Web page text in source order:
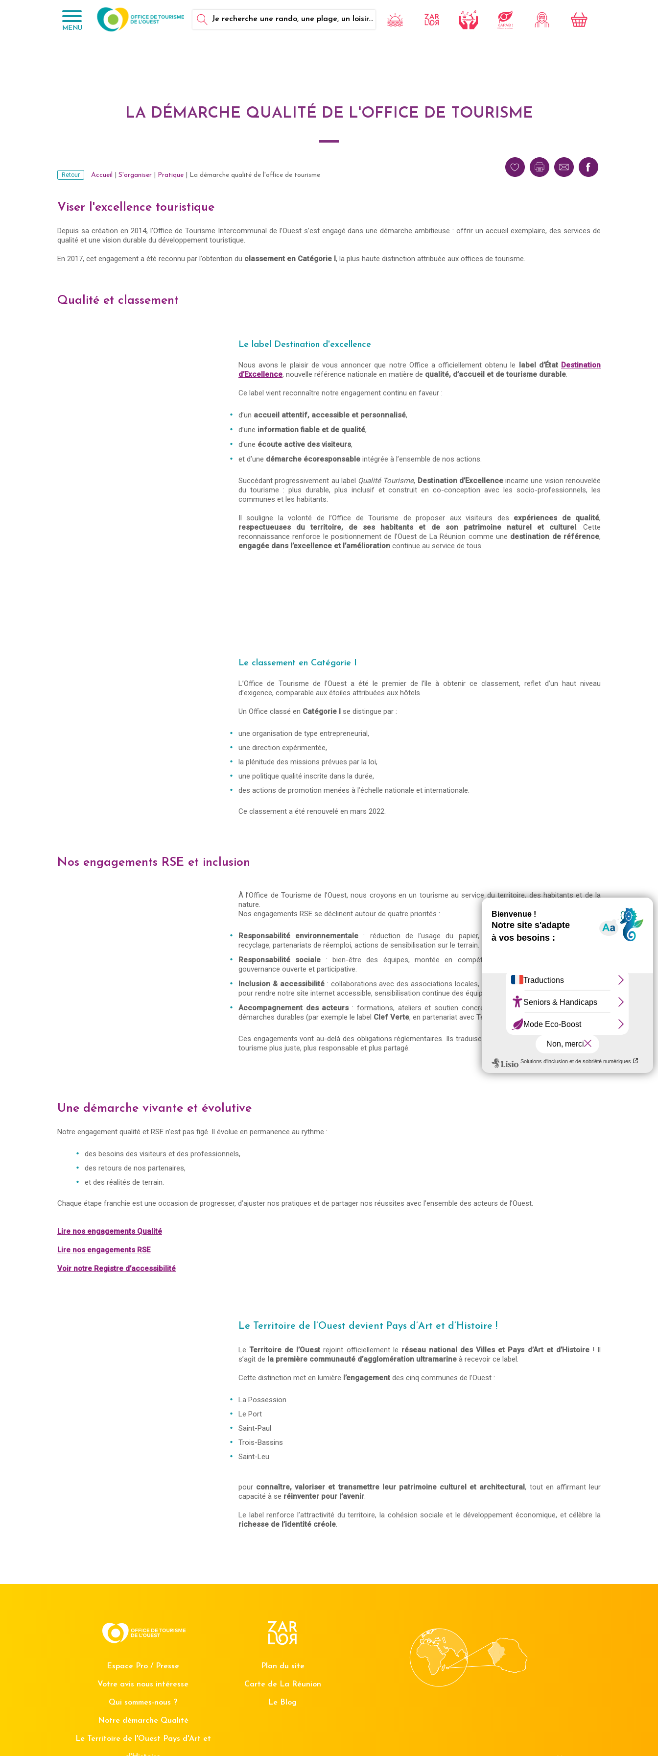
MENU
Je recherche une rando, une plage, un loisir...
LA DÉMARCHE QUALITÉ DE L'OFFICE DE TOURISME
Retour Accueil S'organiser Pratique La démarche qualité de l'office de tourisme
Viser l'excellence touristique
Depuis sa création en 2014, l’Office de Tourisme Intercommunal de l’Ouest s’est engagé dans une démarche ambitieuse : offrir un accueil exemplaire, des services de
qualité et une vision durable du développement touristique.
En 2017, cet engagement a été reconnu par l’obtention du classement en Catégorie I, la plus haute distinction attribuée aux offices de tourisme.
Qualité et classement
Le label Destination d'excellence
Nous avons le plaisir de vous annoncer que notre Office a officiellement obtenu le label d’État Destination
d’Excellence, nouvelle référence nationale en matière de qualité, d’accueil et de tourisme durable.
Ce label vient reconnaître notre engagement continu en faveur :
d’un accueil attentif, accessible et personnalisé,
d’une information fiable et de qualité,
d’une écoute active des visiteurs,
et d’une démarche écoresponsable intégrée à l’ensemble de nos actions.
Succédant progressivement au label Qualité Tourisme, Destination d’Excellenceincarne une vision renouvelée
du tourisme : plus durable, plus inclusif et construit en co-conception avec les socio-professionnels, les
communes et les habitants.
Il souligne la volonté de l’Office de Tourisme de proposer aux visiteurs des expériences de qualité,
respectueuses du territoire, de ses habitants et de son patrimoine naturel et culturel. Cette
reconnaissance renforce le positionnement de l’Ouest de La Réunion comme une destination de référence,
engagée dans l’excellence et l’amélioration continue au service de tous.
Le classement en Catégorie I
L’Office de Tourisme de l’Ouest a été le premier de l’île à obtenir ce classement, reflet d’un haut niveau
d’exigence, comparable aux étoiles attribuées aux hôtels.
Un Office classé en Catégorie I se distingue par :
une organisation de type entrepreneurial,
une direction expérimentée,
la plénitude des missions prévues par la loi,
une politique qualité inscrite dans la durée,
des actions de promotion menées à l’échelle nationale et internationale.
Ce classement a été renouvelé en mars 2022.
Nos engagements RSE et inclusion
À l’Office de Tourisme de l’Ouest, nous croyons en un tourisme au service du territoire, des habitants et de la
nature.
Nos engagements RSE se déclinent autour de quatre priorités :
Responsabilité environnementale : réduction de l’usage du papier, sobriété numérique, tri et
recyclage, partenariats de réemploi, actions de sensibilisation sur le terrain.
Responsabilité sociale : bien-être des équipes, montée en compétences, avantages sociaux,
gouvernance ouverte et participative.
Inclusion & accessibilité: collaborations avec des associations locales, mise en place de l’outil Lisio
pour rendre notre site internet accessible, sensibilisation continue des équipes.
Accompagnement des acteurs : formations, ateliers et soutien concret aux prestataires pour les
démarches durables (par exemple le label Clef Verte, en partenariat avec Teragir).
Ces engagements vont au-delà des obligations réglementaires. Ils traduisent une volonté sincère d’agir pour un
tourisme plus juste, plus responsable et plus partagé.
Une démarche vivante et évolutive
Notre engagement qualité et RSE n’est pas figé. Il évolue en permanence au rythme :
des besoins des visiteurs et des professionnels,
des retours de nos partenaires,
et des réalités de terrain.
Chaque étape franchie est une occasion de progresser, d’ajuster nos pratiques et de partager nos réussites avec l’ensemble des acteurs de l’Ouest.
Lire nos engagements Qualité
Lire nos engagements RSE
Voir notre Registre d’accessibilité
Le Territoire de l’Ouest devient Pays d’Art et d’Histoire !
LeTerritoire de l’Ouest rejoint officiellement le réseau national des Villes et Pays d’Art et d’Histoire! Il
s’agit de la première communauté d’agglomération ultramarine à recevoir ce label.
Cette distinction met en lumière l’engagement des cinq communes de l’Ouest :
La Possession
Le Port
Saint-Paul
Trois-Bassins
Saint-Leu
pour connaître, valoriser et transmettre leur patrimoine culturel et architectural, tout en affirmant leur
capacité à se réinventer pour l’avenir.
Le label renforce l’attractivité du territoire, la cohésion sociale et le développement économique, et célèbre la
richesse de l’identité créole.
Espace Pro / Presse
Votre avis nous intéresse
Qui sommes-nous ?
Notre démarche Qualité
Le Territoire de l'Ouest Pays d'Art et
Plan du site
Carte de La Réunion
Le Blog